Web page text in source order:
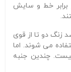
برابر خط و سایش
زنگ دو تا از قوی
می شوند. اما
چندین جنبه